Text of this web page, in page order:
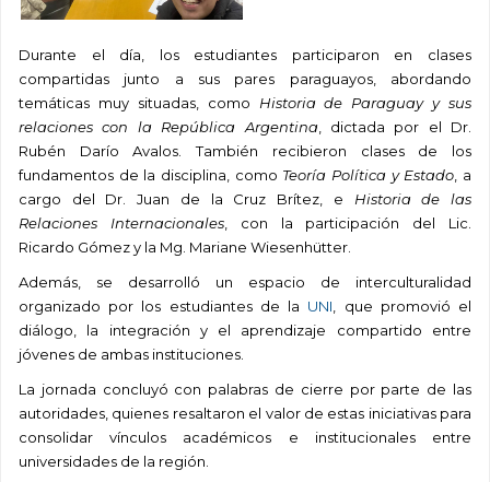
Durante el día, los estudiantes participaron en clases
compartidas junto a sus pares paraguayos, abordando
temáticas muy situadas, como Historia de Paraguay y sus
relaciones con la República Argentina, dictada por el Dr.
Rubén Darío Avalos. También recibieron clases de los
fundamentos de la disciplina, como Teoría Política y Estado , a
cargo del Dr. Juan de la Cruz Brítez, e Historia de las
Relaciones Internacionales, con la participación del Lic.
Ricardo Gómez y la Mg. Mariane Wiesenhütter.
Además, se desarrolló un espacio de interculturalidad
organizado por los estudiantes de la UNI , que promovió el
diálogo, la integración y el aprendizaje compartido entre
jóvenes de ambas instituciones.
La jornada concluyó con palabras de cierre por parte de las
autoridades, quienes resaltaron el valor de estas iniciativas para
consolidar vínculos académicos e institucionales entre
universidades de la región.